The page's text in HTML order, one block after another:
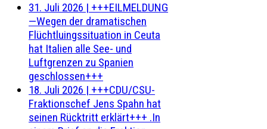
31. Juli 2026 | +++EILMELDUNG
—Wegen der dramatischen
Flüchtluingssituation in Ceuta
hat Italien alle See- und
Luftgrenzen zu Spanien
geschlossen+++
18. Juli 2026 | +++CDU/CSU-
Fraktionschef Jens Spahn hat
seinen Rücktritt erklärt+++ .In